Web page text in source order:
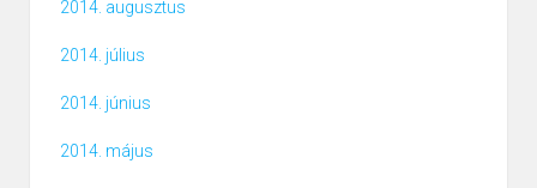
2014. augusztus
2014. július
2014. június
2014. május